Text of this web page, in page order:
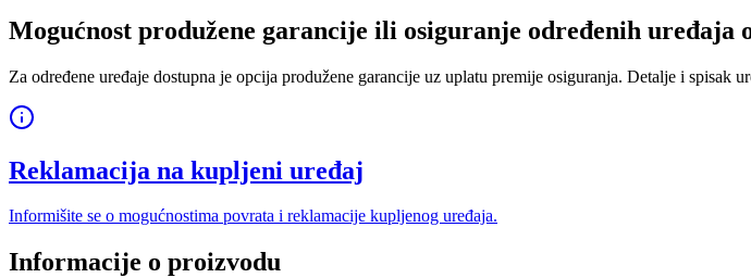
Mogućnost produžene garancije ili osiguranje određenih uređaja
Za određene uređaje dostupna je opcija produžene garancije uz uplatu premije osiguranja. Detalje i spisak
Reklamacija na kupljeni uređaj
Informišite se o mogućnostima povrata i reklamacije kupljenog uređaja.
Informacije o proizvodu